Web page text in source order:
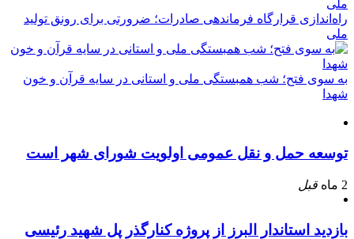
راه‌اندازی قرارگاه فرماندهی صادرات؛ ضرورتی برای رونق تولید
ملی
به سوی فتح؛ شب همبستگی ملی و استانی در سایه قرآن و خون
شهدا
توسعه حمل و نقل عمومی اولویت شورای شهر است
2 ماه قبل
بازدید استاندار البرز از پروژه کنارگذر پل شهید رئیسی